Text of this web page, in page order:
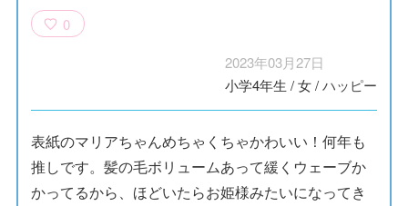
0
2023年03月27日
小学4年生 /女/ハッピー
表紙のマリアちゃんめちゃくちゃかわいい！何年も
推しです。髪の毛ボリュームあって緩くウェーブか
かってるから、ほどいたらお姫様みたいになってき